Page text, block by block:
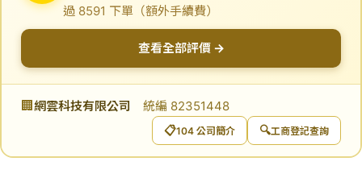
過 8591 下單（額外手續費）
查看全部評價 →
🏢 網雲科技有限公司 統編 82351448
📋104 公司簡介 🔍工商登記查詢